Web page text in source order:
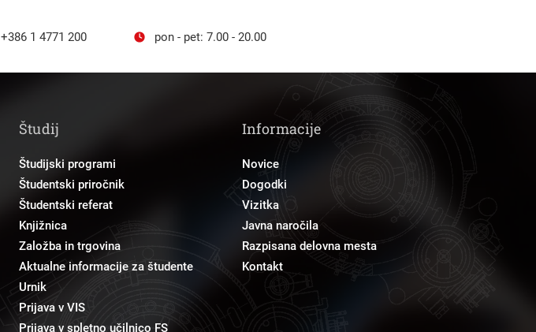
+386 1 4771 200 pon - pet: 7.00 - 20.00
Študij
Študijski programi
Študentski priročnik
Študentski referat
Knjižnica
Založba in trgovina
Aktualne informacije za študente
Urnik
Prijava v VIS
Prijava v spletno učilnico FS
Informacije
Novice
Dogodki
Vizitka
Javna naročila
Razpisana delovna mesta
Kontakt